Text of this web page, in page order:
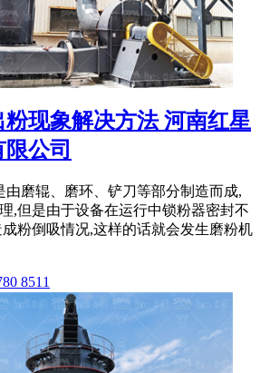
粉现象解决方法 河南红星
公司
由磨辊、磨环、铲刀等部分制造而成,
,但是由于设备在运行中锁粉器密封不
粉倒吸情况,这样的话就会发生磨粉机
8511